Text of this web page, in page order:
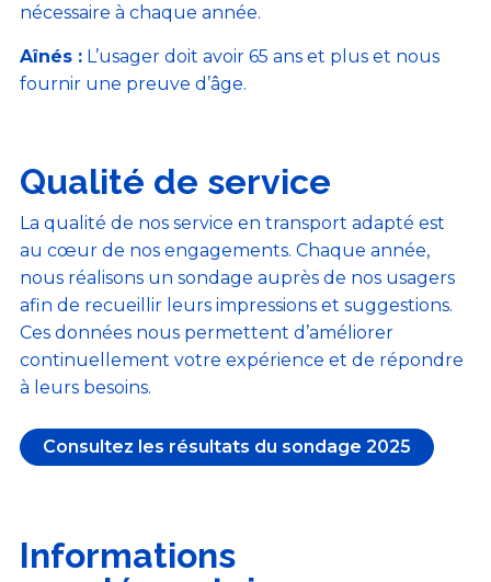
nécessaire à chaque année.
Aînés :L’usager doit avoir 65 ans et plus et nous
fournir une preuve d’âge.
Qualité de service
La qualité de nos service en transport adapté est
au cœur de nos engagements. Chaque année,
nous réalisons un sondage auprès de nos usagers
afin de recueillir leurs impressions et suggestions.
Ces données nous permettent d’améliorer
continuellement votre expérience et de répondre
à leurs besoins.
Consultez les résultats du sondage 2025
Informations